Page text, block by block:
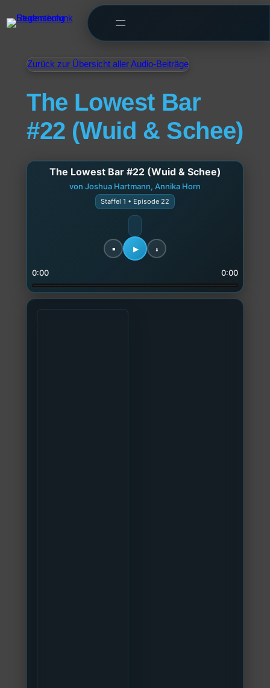
Zurück zur Übersicht aller Audio-Beiträge
The Lowest Bar
#22 (Wuid & Schee)
The Lowest Bar #22 (Wuid & Schee)
von Joshua Hartmann, Annika Horn
Staffel 1 • Episode 22
0:00 0:00